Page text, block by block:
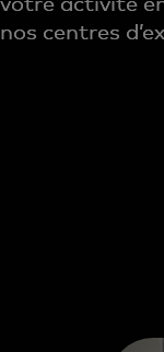
votre activité
nos centres